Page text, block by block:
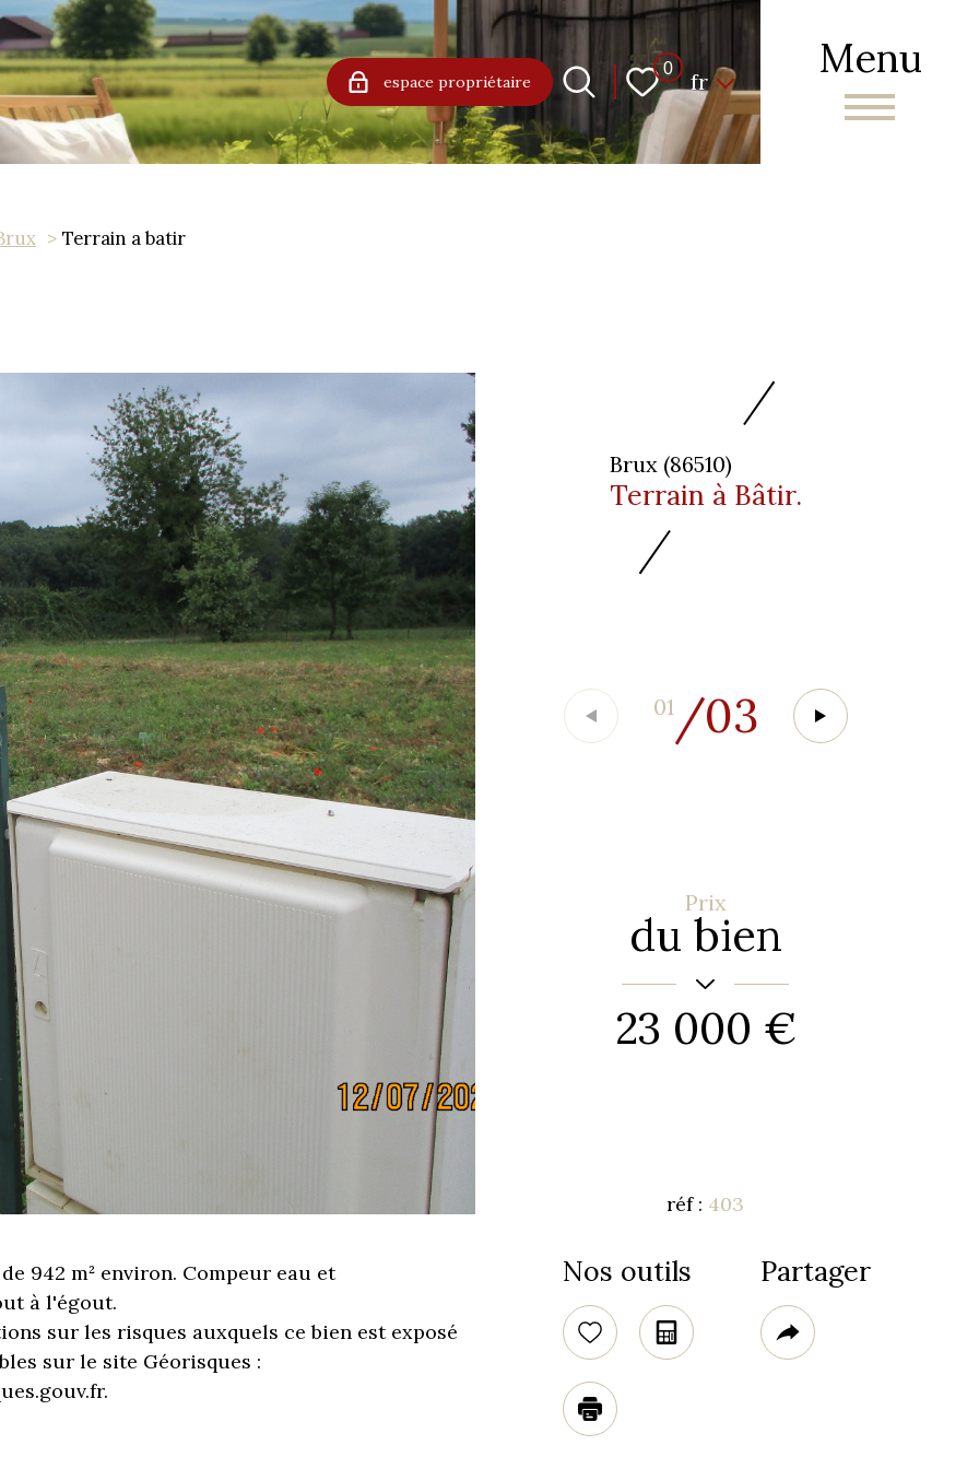
Menu
espace propriétaire
0 Langue
fr
Terrain a batir
Brux (86510)
Terrain à Bâtir.
01/03
Prix
du bien
23 000 €
réf : 403
942 m² environ. Compeur eau et
à l'égout.
sur les risques auxquels ce bien est exposé
sur le site Géorisques :
Plus d'infos
Nos outils
SélectionnerCalculatrice
Imprimer
Partager
Plus
de